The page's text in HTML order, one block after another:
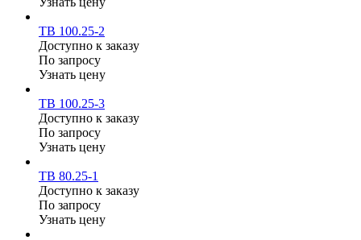
ТВ 100.25-2
Доступно к заказу
По запросу
Узнать цену
ТВ 100.25-3
Доступно к заказу
По запросу
Узнать цену
ТВ 80.25-1
Доступно к заказу
По запросу
Узнать цену